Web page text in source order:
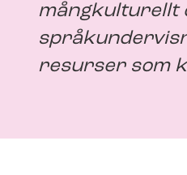
mångkulturellt
resurser som